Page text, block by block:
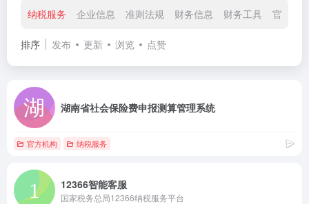
纳税服务 企业信息 准则法规 财务信息 财务工具 官方机
排序 发布 更新 浏览 点赞
湖南省社会保险费申报测算管理系统
官方机构 纳税服务
12366智能客服
国家税务总局12366纳税服务平台